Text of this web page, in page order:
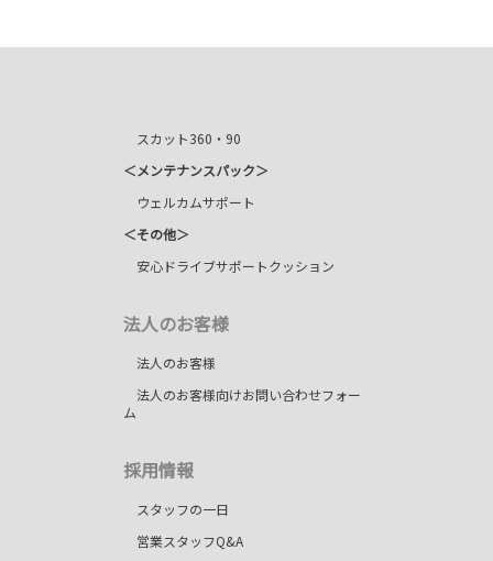
スカット360・90
＜メンテナンスパック＞
ウェルカムサポート
＜その他＞
安心ドライブサポートクッション
法人のお客様
法人のお客様
法人のお客様向けお問い合わせフォー
ム
採用情報
スタッフの一日
営業スタッフQ&A